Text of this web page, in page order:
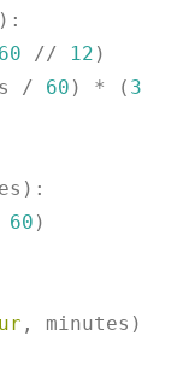
// 12 )
/ 60 ) * ( 360
60 )
, minutes)